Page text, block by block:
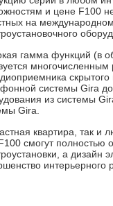
и цене F100
на
гамма функций (в
системы Gira
из системы
Gira.
квартира, так
смогут полностью
а дизайн
интерьерного